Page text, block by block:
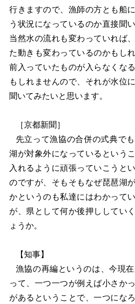
行きますので、漁師の方とも船
う状況になっているのか直接聞
当然水の流れも変わっていれば
た動きも変わっているのかもし
前入っていたものが入らなくな
もしれませんので、それが水位
聞いてみたいと思います。
［京都新聞］
先立って漁協の合併の式典で
湖が対象外になっているという
入れるように頑張っていこうと
のですが、そもそもなぜ琵琶湖
かというのも私達にはわかって
が、県として何か後押ししてい
ょうか。
【知事】
漁協の再編というのは、今現
って、一つ一つが例えば小さか
があるということで、一つにな